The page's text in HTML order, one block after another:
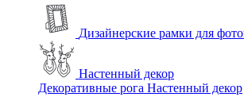
Дизайнерские рамки для
Настенный декор
Декоративные рога Настенный декор